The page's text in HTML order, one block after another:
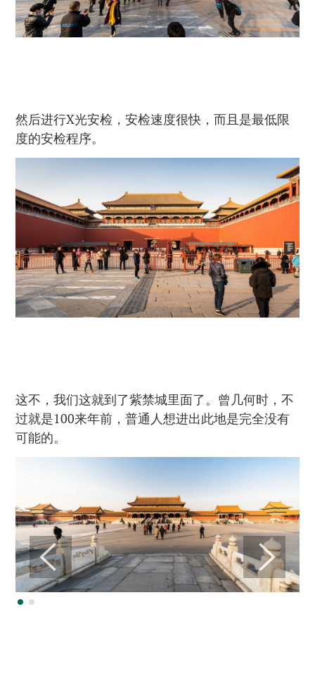
然后进行X光安检，安检速度很快，而且是最低限
度的安检程序。
这不，我们这就到了紫禁城里面了。曾几何时，不
过就是100来年前，普通人想进出此地是完全没有
可能的。